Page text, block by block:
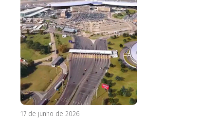
17 de junho de 2026